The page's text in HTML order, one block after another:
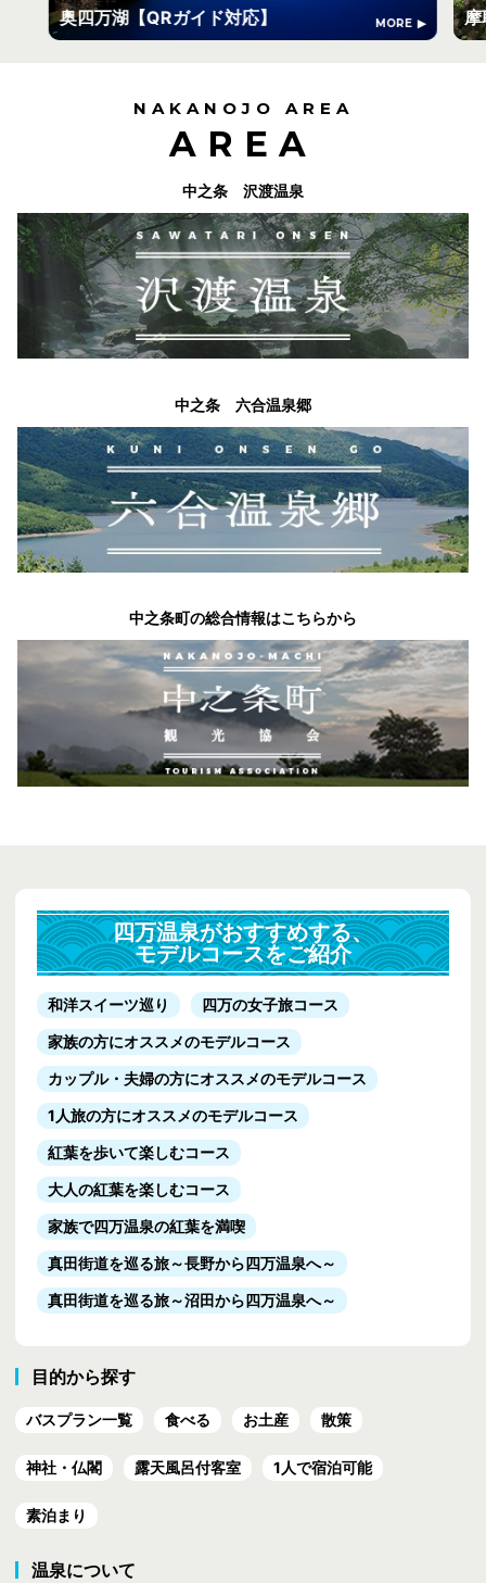
奥四万湖【QRガイド対応】 MORE 摩
NAKANOJO AREA
AREA
中之条 沢渡温泉
中之条 六合温泉郷
中之条町の総合情報はこちらから
四万温泉がおすすめする、
モデルコースをご紹介
和洋スイーツ巡り
四万の女子旅コース
家族の方にオススメのモデルコース
カップル・夫婦の方にオススメのモデルコース
1人旅の方にオススメのモデルコース
紅葉を歩いて楽しむコース
大人の紅葉を楽しむコース
家族で四万温泉の紅葉を満喫
真田街道を巡る旅～長野から四万温泉へ～
真田街道を巡る旅～沼田から四万温泉へ～
目的から探す
バスプラン一覧 食べる お土産 散策
神社・仏閣 露天風呂付客室 1人で宿泊可能
素泊まり
温泉について